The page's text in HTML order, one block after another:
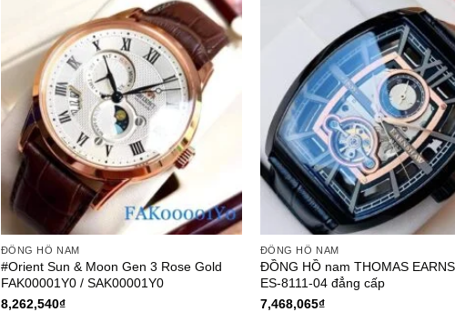
ĐỒNG HỒ NAM
#Orient Sun & Moon Gen 3 Rose Gold
FAK00001Y0 / SAK00001Y0
8,262,540₫
ĐỒNG HỒ NAM
ĐỒNG HỒ nam THOMAS
ES-8111-04 đẳng cấp
7,468,065₫